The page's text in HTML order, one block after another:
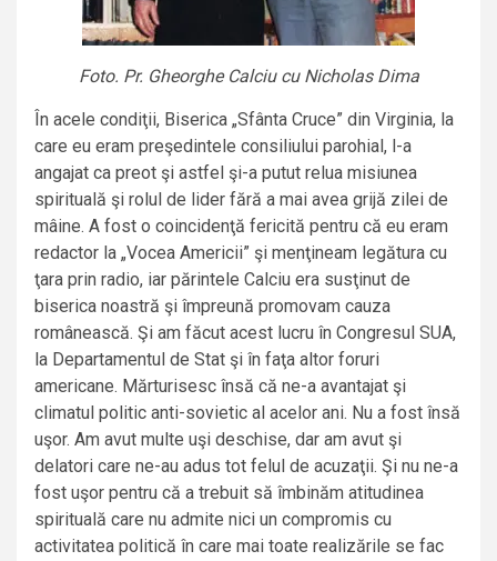
Foto. Pr. Gheorghe Calciu cu Nicholas Dima
În acele condiţii, Biserica „Sfânta Cruce” din Virginia, la
care eu eram preşedintele consiliului parohial, l-a
angajat ca preot şi astfel şi-a putut relua misiunea
spirituală şi rolul de lider fără a mai avea grijă zilei de
mâine. A fost o coincidenţă fericită pentru că eu eram
redactor la „Vocea Americii” şi menţineam legătura cu
ţara prin radio, iar părintele Calciu era susţinut de
biserica noastră şi împreună promovam cauza
românească. Şi am făcut acest lucru în Congresul SUA,
la Departamentul de Stat şi în faţa altor foruri
americane. Mărturisesc însă că ne-a avantajat şi
climatul politic anti-sovietic al acelor ani. Nu a fost însă
uşor. Am avut multe uşi deschise, dar am avut şi
delatori care ne-au adus tot felul de acuzaţii. Şi nu ne-a
fost uşor pentru că a trebuit să îmbinăm atitudinea
spirituală care nu admite nici un compromis cu
activitatea politică în care mai toate realizările se fac